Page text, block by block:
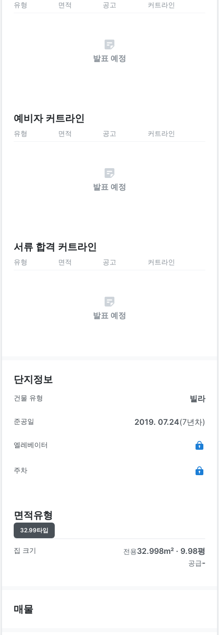
유형 면적 공고 커트라인
발표 예정
예비자 커트라인
유형 면적 공고 커트라인
발표 예정
서류 합격 커트라인
유형 면적 공고 커트라인
발표 예정
단지정보
건물 유형 빌라
준공일 2019. 07.24(7년차)
엘레베이터
주차
면적유형
32.99타입
집 크기 전용32.998m² · 9.98평
공급-
매물